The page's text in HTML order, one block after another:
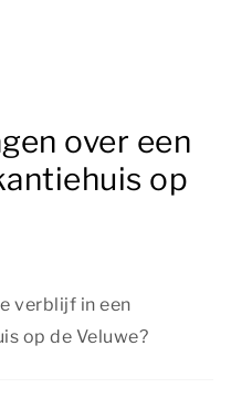
over een
op
verblijf in een
op de Veluwe?